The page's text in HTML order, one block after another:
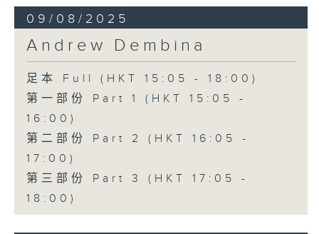
09/08/2025
Andrew Dembina
足本 Full (HKT 15:05 - 18:00)
第一部份 Part 1 (HKT 15:05 -
16:00)
第二部份 Part 2 (HKT 16:05 -
17:00)
第三部份 Part 3 (HKT 17:05 -
18:00)